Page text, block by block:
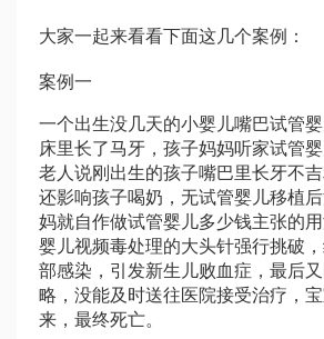
大家一起来看看下面这几个案例：
案例一
一个出生没几天的小婴儿嘴巴试管
床里长了马牙，孩子妈妈听家试管
老人说刚出生的孩子嘴巴里长牙不吉
还影响孩子喝奶，无试管婴儿移植
妈就自作做试管婴儿多少钱主张的
婴儿视频毒处理的大头针强行挑破
部感染，引发新生儿败血症，最后
略，没能及时送往医院接受治疗，
来，最终死亡。